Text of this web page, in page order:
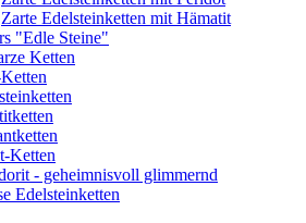
Zarte Edelsteinketten mit Hämatit
"Edle Steine"
Ketten
Ketten
- geheimnisvoll glimmernd
Edelsteinketten